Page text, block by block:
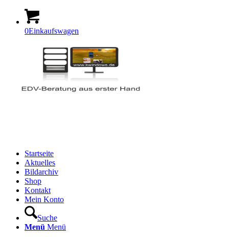
0Einkaufswagen
Startseite
Aktuelles
Bildarchiv
Shop
Kontakt
Mein Konto
Suche
Menü Menü